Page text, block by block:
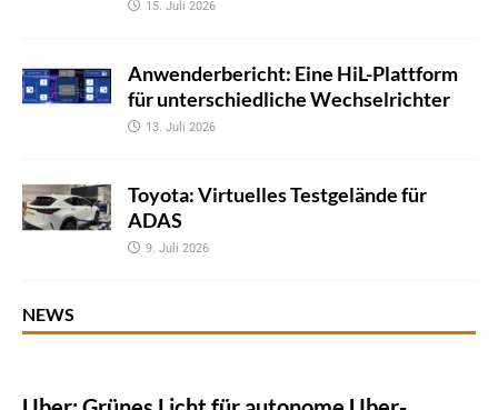
15. Juli 2026
Anwenderbericht: Eine HiL-Plattform
für unterschiedliche Wechselrichter
13. Juli 2026
Toyota: Virtuelles Testgelände für
ADAS
9. Juli 2026
NEWS